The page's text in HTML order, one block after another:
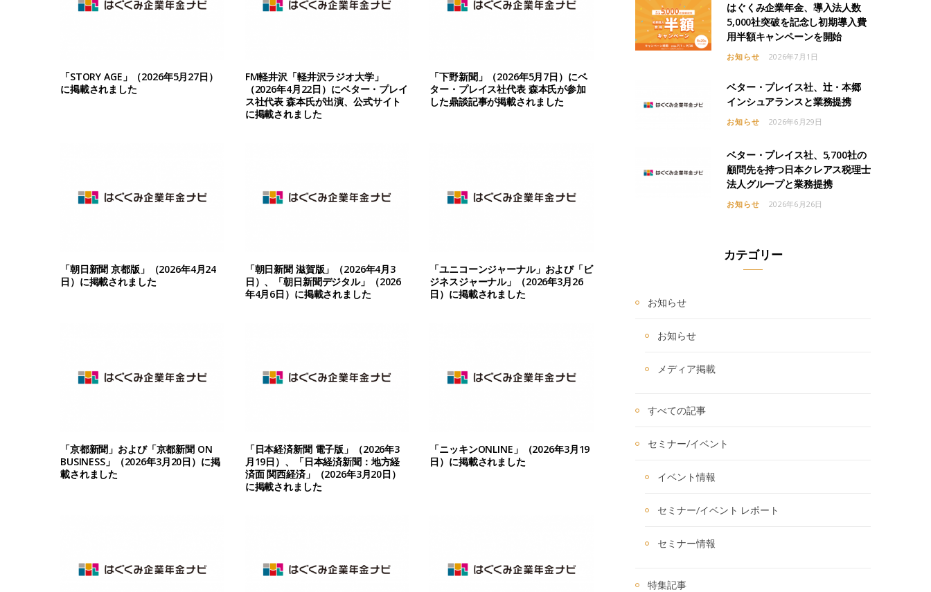
「STORY AGE」（2026年5月27日）
に掲載されました
FM軽井沢「軽井沢ラジオ大学」
（2026年4月22日）にベター・プレイ
ス社代表 森本氏が出演、公式サイト
に掲載されました
「下野新聞」（2026年5月7日）にベ
ター・プレイス社代表 森本氏が参加
した鼎談記事が掲載されました
「朝日新聞 京都版」（2026年4月24
日）に掲載されました
「朝日新聞 滋賀版」（2026年4月3
日）、「朝日新聞デジタル」（2026
年4月6日）に掲載されました
「ユニコーンジャーナル」および「ビ
ジネスジャーナル」（2026年3月26
日）に掲載されました
「京都新聞」および「京都新聞 ON
BUSINESS」（2026年3月20日）に掲
載されました
「日本経済新聞 電子版」（2026年3
月19日）、「日本経済新聞：地方経
済面 関西経済」（2026年3月20日）
に掲載されました
「ニッキンONLINE」（2026年3月19
日）に掲載されました
はぐくみ企業年金、導入法人数
5,000社突破を記念し初期導入費
用半額キャンペーンを開始
お知らせ 2026年7月1日
ベター・プレイス社、辻・本郷
インシュアランスと業務提携
お知らせ 2026年6月29日
ベター・プレイス社、5,700社の
顧問先を持つ日本クレアス税理士
法人グループと業務提携
お知らせ 2026年6月26日
カテゴリー
お知らせ
お知らせ
メディア掲載
すべての記事
セミナー/イベント
イベント情報
セミナー/イベント レポート
セミナー情報
特集記事